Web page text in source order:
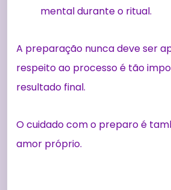
mental durante o ritual.
A preparação nunca deve ser
respeito ao processo é tão
resultado final.
O cuidado com o preparo é
amor próprio.